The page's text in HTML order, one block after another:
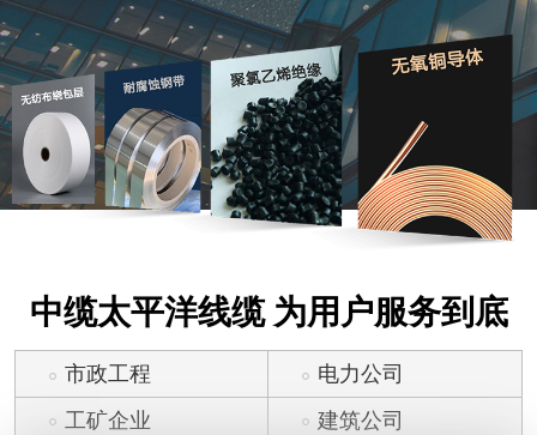
中缆太平洋线缆 为用户服务到底
市政工程
电力公司
工矿企业
建筑公司